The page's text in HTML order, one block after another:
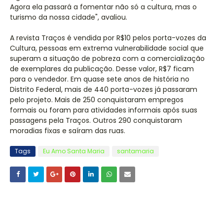
Agora ela passará a fomentar não só a cultura, mas o
turismo da nossa cidade", avaliou.
A revista Traços é vendida por R$10 pelos porta-vozes da
Cultura, pessoas em extrema vulnerabilidade social que
superam a situação de pobreza com a comercialização
de exemplares da publicação. Desse valor, R$7 ficam
para o vendedor. Em quase sete anos de história no
Distrito Federal, mais de 440 porta-vozes já passaram
pelo projeto. Mais de 250 conquistaram empregos
formais ou foram para atividades informais após suas
passagens pela Traços. Outros 290 conquistaram
moradias fixas e saíram das ruas.
Tags Eu Amo Santa Maria santamaria